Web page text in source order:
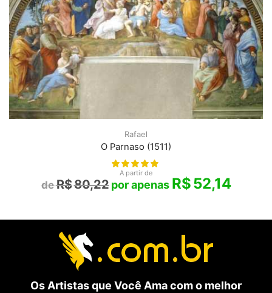
Rafael
O Parnaso (1511)
A partir de
R$80,22 R$52,14
Os Artistas que Você Ama com o melhor